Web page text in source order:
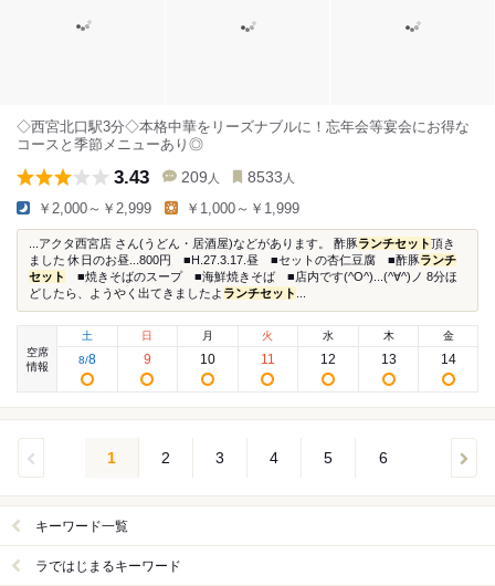
◇西宮北口駅3分◇本格中華をリーズナブルに！忘年会等宴会にお得な
コースと季節メニューあり◎
3.43 209 人 8533 人
￥2,000～￥2,999 ￥1,000～￥1,999
...アクタ西宮店 さん(うどん・居酒屋)などがあります。 酢豚ランチセット頂き
ました 休日のお昼...800円 ■H.27.3.17.昼 ■セットの杏仁豆腐 ■酢豚ランチ
セット
■焼きそばのスープ ■海鮮焼きそば ■店内です(^O^)...(^∀^)ノ 8分ほ
どしたら、ようやく出てきましたよ ランチセット
空席
情報
土
8/8
日
9
月
10
火
11
水
12
木
13
金
14
1 2 3 4 5 6
キーワード一覧
ラではじまるキーワード